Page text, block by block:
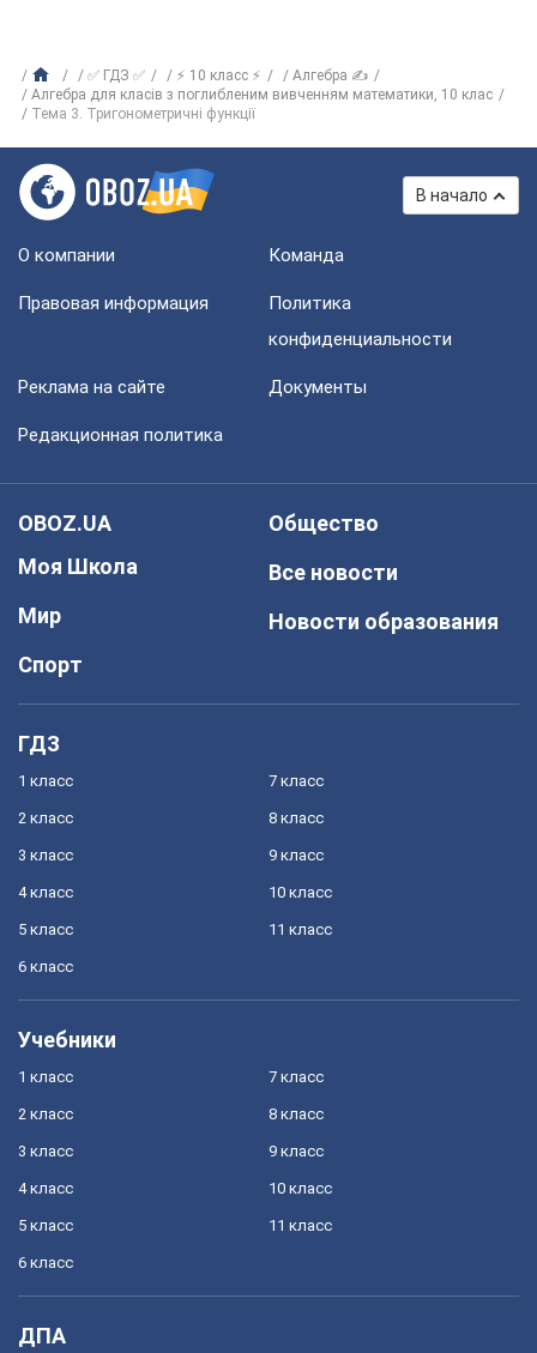
✅ ГДЗ ✅ ⚡ 10 класс ⚡
Алгебра ✍
Алгебра для класів з поглибленим вивченням математики, 10 клас
Тема 3. Тригонометричні функції
В начало
О компании Команда
Правовая информация
Политика
конфиденциальности
Реклама на сайте Документы
Редакционная политика
OBOZ.UA
Моя Школа
Мир
Спорт
Общество
Все новости
Новости образования
ГДЗ
1 класс
2 класс
3 класс
4 класс
5 класс
6 класс
7 класс
8 класс
9 класс
10 класс
11 класс
Учебники
1 класс
2 класс
3 класс
4 класс
5 класс
6 класс
7 класс
8 класс
9 класс
10 класс
11 класс
ДПА